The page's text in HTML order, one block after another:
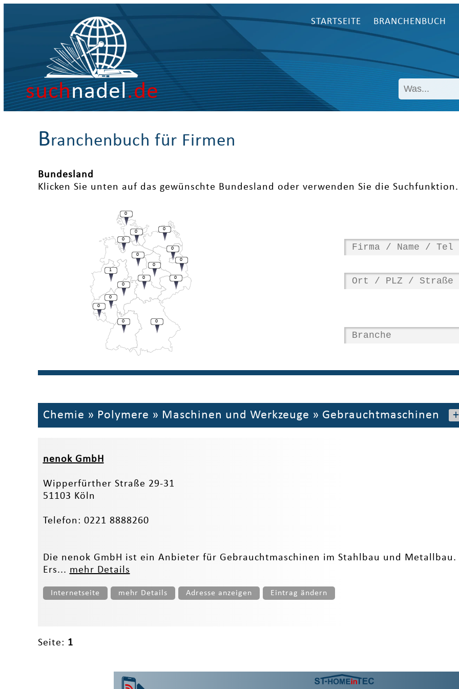
suchnadel.de
STARTSEITE BRANCHENBUCH
Branchenbuch für Firmen
Bundesland
Klicken Sie unten auf das gewünschte Bundesland oder verwenden Sie die Suchfunktion.
0
0
1
0
0
0
0
0
0
0
0
0
0
0
0
0
Chemie » Polymere » Maschinen und Werkzeuge » Gebrauchtmaschinen +
nenok GmbH
Wipperfürther Straße 29-31
51103 Köln
Telefon: 0221 8888260
Die nenok GmbH ist ein Anbieter für Gebrauchtmaschinen im Stahlbau und
Ers... mehr Details
Internetseite mehr Details Adresse anzeigen Eintrag ändern
Seite: 1